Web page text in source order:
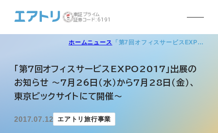
東証プライム
証券コード:6191
ホームニュース 「第7回オフィスサービスEXP…
「第7回オフィスサービスEXPO2017」出展の
お知らせ ～7月26日（水）から7月28日（金）、
東京ビックサイトにて開催～
2017.07.12 エアトリ旅行事業